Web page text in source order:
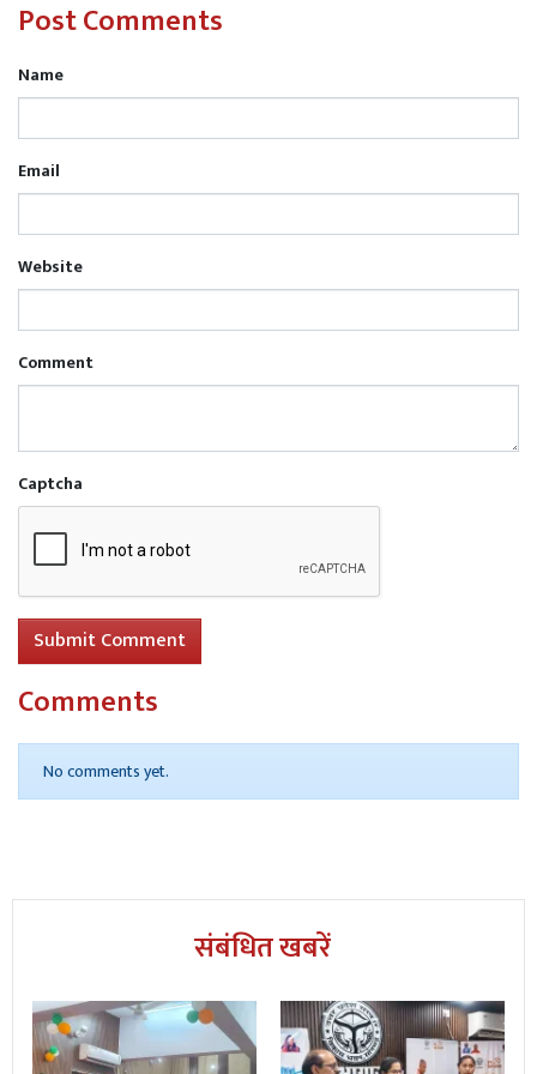
की सराहना करते हुए पुलिस टीम का आभार व्यक्त किया।बरामदगी
एवं सुपुर्दगी टीम में-थानाध्यक्ष पिपरी राजेश जी चौबे मय पुलिस टीम।
Read More खजनी तहसील में नि:शुल्क स्वास्थ्य शिविर
Post Comments
Name
Email
Website
Comment
Captcha
Submit Comment
Comments
No comments yet.
संबंधित खबरें